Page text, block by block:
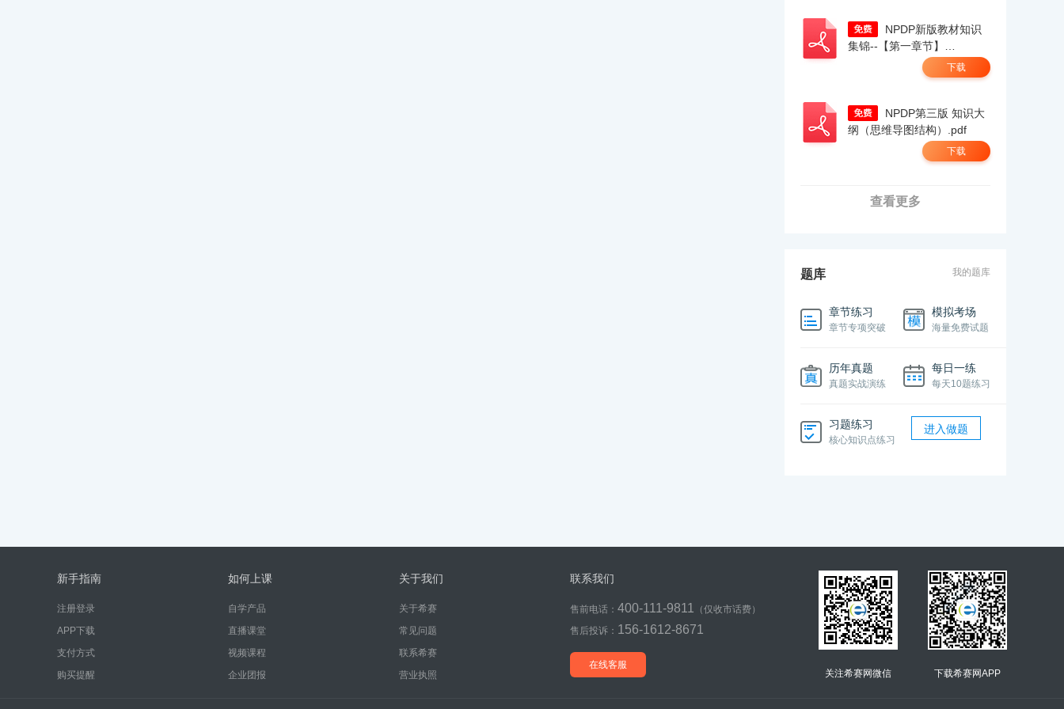
集锦--【第一章节】
下载
纲（思维导图结构）.pdf
下载
查看更多
题库 我的题库
章节练习
章节专项突破
模拟考场
海量免费试题
历年真题
真题实战演练
每日一练
每天10题练习
习题练习
核心知识点练习
进入做题
新手指南
注册登录
APP下载
支付方式
购买提醒
如何上课
自学产品
直播课堂
视频课程
企业团报
关于我们
关于希赛
常见问题
联系希赛
营业执照
联系我们
售前电话： 400-111-9811
（仅收市话费）
售后投诉： 156-1612-8671
在线客服
关注希赛网微信 下载希赛网APP